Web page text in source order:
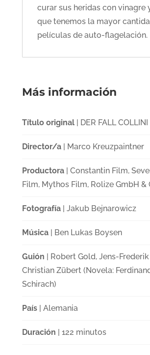
curar sus heridas con vinagre
que tenemos la mayor
películas de auto-flagelación.
Más información
Título original| DER FALL COLLINI
Director/a| Marco Kreuzpaintner
Productora| Constantin Film,
Film, Mythos Film, Rolize GmbH &
Fotografía| Jakub Bejnarowicz
Música| Ben Lukas Boysen
Guión | Robert Gold, Jens-
Christian Zübert (Novela:
Schirach)
País| Alemania
Duración | 122 minutos